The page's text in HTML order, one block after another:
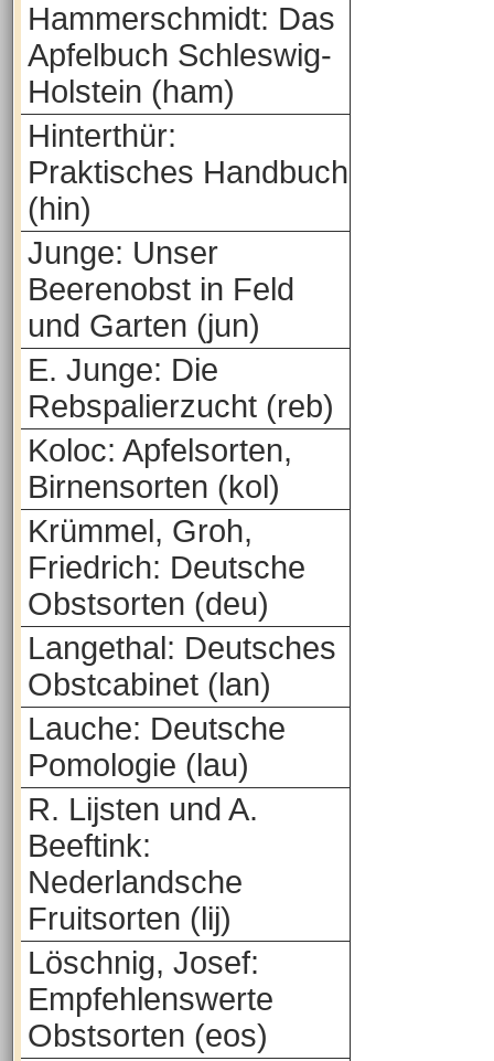
Hammerschmidt: Das
Apfelbuch Schleswig-
Holstein (ham)
Hinterthür:
Praktisches Handbuch
(hin)
Junge: Unser
Beerenobst in Feld
und Garten (jun)
E. Junge: Die
Rebspalierzucht (reb)
Koloc: Apfelsorten,
Birnensorten (kol)
Krümmel, Groh,
Friedrich: Deutsche
Obstsorten (deu)
Langethal: Deutsches
Obstcabinet (lan)
Lauche: Deutsche
Pomologie (lau)
R. Lijsten und A.
Beeftink:
Nederlandsche
Fruitsorten (lij)
Löschnig, Josef:
Empfehlenswerte
Obstsorten (eos)